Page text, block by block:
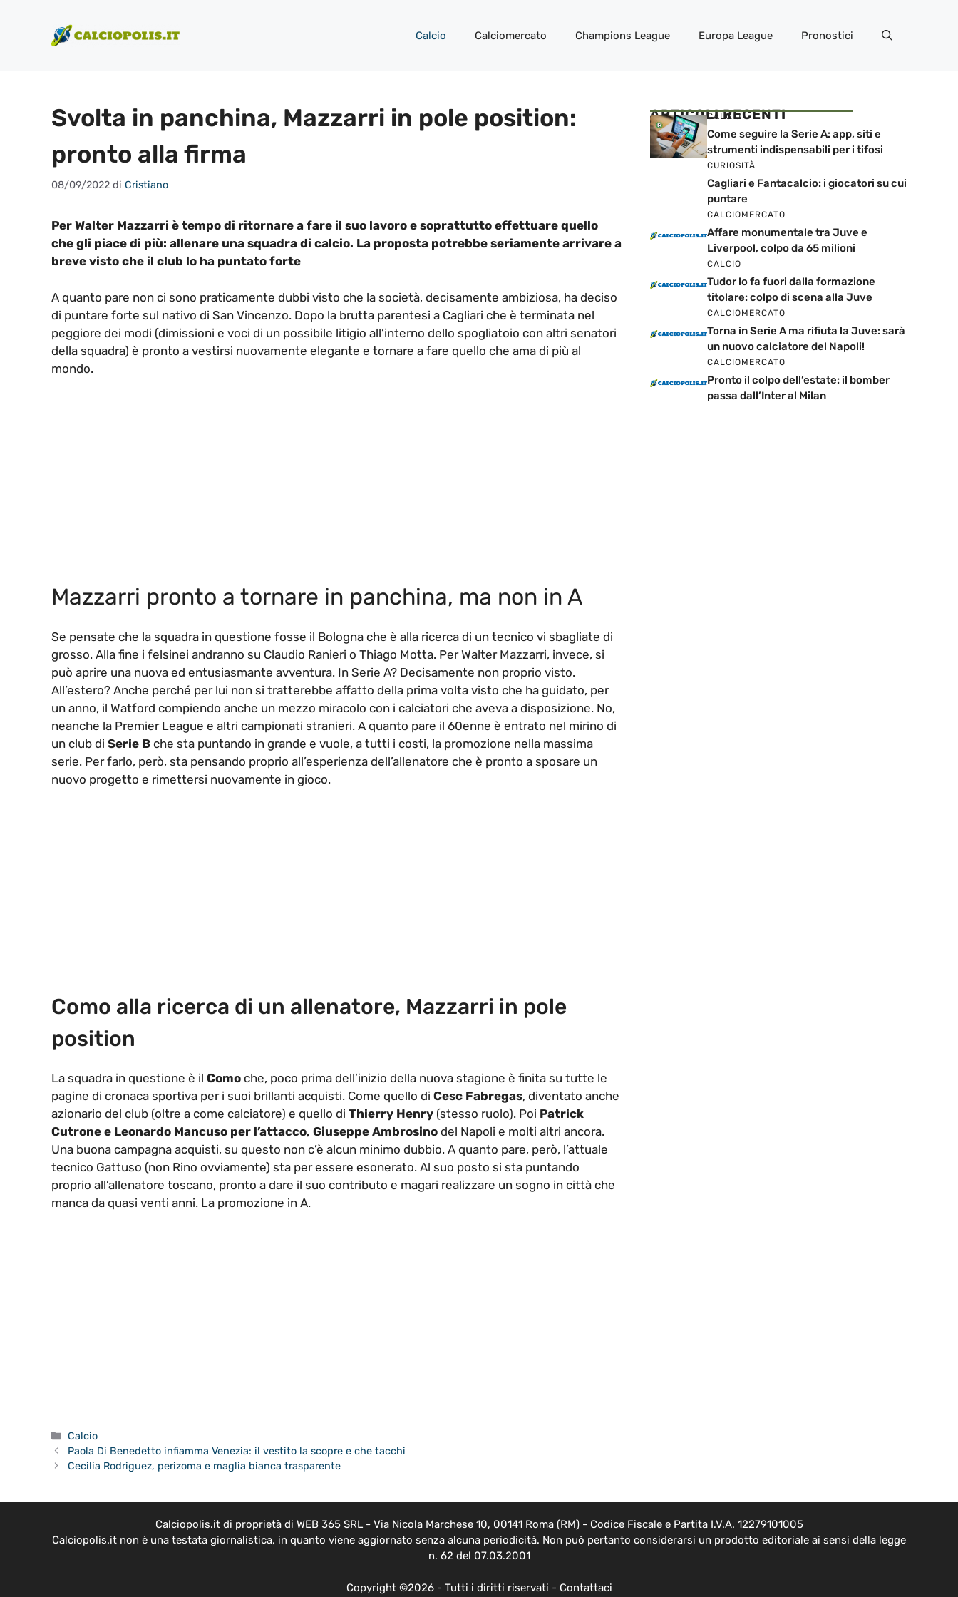
contenuto
Calcio Calciomercato Champions League Europa League Pronostici
Svolta in panchina, Mazzarri in pole position:
pronto alla firma
08/09/2022 di Cristiano
Per Walter Mazzarri è tempo di ritornare a fare il suo lavoro e soprattutto effettuare quello
che gli piace di più: allenare una squadra di calcio. La proposta potrebbe seriamente arrivare a
breve visto che il club lo ha puntato forte
A quanto pare non ci sono praticamente dubbi visto che la società, decisamente ambiziosa, ha deciso
di puntare forte sul nativo di San Vincenzo. Dopo la brutta parentesi a Cagliari che è terminata nel
peggiore dei modi (dimissioni e voci di un possibile litigio all’interno dello spogliatoio con altri senatori
della squadra) è pronto a vestirsi nuovamente elegante e tornare a fare quello che ama di più al
mondo.
Mazzarri pronto a tornare in panchina, ma non in A
Se pensate che la squadra in questione fosse il Bologna che è alla ricerca di un tecnico vi sbagliate di
grosso. Alla fine i felsinei andranno su Claudio Ranieri o Thiago Motta. Per Walter Mazzarri, invece, si
può aprire una nuova ed entusiasmante avventura. In Serie A? Decisamente non proprio visto.
All’estero? Anche perché per lui non si tratterebbe affatto della prima volta visto che ha guidato, per
un anno, il Watford compiendo anche un mezzo miracolo con i calciatori che aveva a disposizione. No,
neanche la Premier League e altri campionati stranieri. A quanto pare il 60enne è entrato nel mirino di
un club di Serie B che sta puntando in grande e vuole, a tutti i costi, la promozione nella massima
serie. Per farlo, però, sta pensando proprio all’esperienza dell’allenatore che è pronto a sposare un
nuovo progetto e rimettersi nuovamente in gioco.
Como alla ricerca di un allenatore, Mazzarri in pole
position
La squadra in questione è il Como che, poco prima dell’inizio della nuova stagione è finita su tutte le
pagine di cronaca sportiva per i suoi brillanti acquisti. Come quello di Cesc Fabregas, diventato anche
azionario del club (oltre a come calciatore) e quello di Thierry Henry (stesso ruolo). Poi Patrick
Cutrone e Leonardo Mancuso per l’attacco, Giuseppe Ambrosino del Napoli e molti altri ancora.
Una buona campagna acquisti, su questo non c’è alcun minimo dubbio. A quanto pare, però, l’attuale
tecnico Gattuso (non Rino ovviamente) sta per essere esonerato. Al suo posto si sta puntando
proprio all’allenatore toscano, pronto a dare il suo contributo e magari realizzare un sogno in città che
manca da quasi venti anni. La promozione in A.
Categorie
Calcio
Paola Di Benedetto infiamma Venezia: il vestito la scopre e che tacchi
Cecilia Rodriguez, perizoma e maglia bianca trasparente
ARTICOLI RECENTI
CALCIO
Come seguire la Serie A: app, siti e
strumenti indispensabili per i tifosi
CURIOSITÀ
Cagliari e Fantacalcio: i giocatori su cui
puntare
CALCIOMERCATO
Affare monumentale tra Juve e
Liverpool, colpo da 65 milioni
CALCIO
Tudor lo fa fuori dalla formazione
titolare: colpo di scena alla Juve
CALCIOMERCATO
Torna in Serie A ma rifiuta la Juve: sarà
un nuovo calciatore del Napoli!
CALCIOMERCATO
Pronto il colpo dell’estate: il bomber
passa dall’Inter al Milan
Calciopolis.it di proprietà di WEB 365 SRL - Via Nicola Marchese 10, 00141 Roma (RM) - Codice Fiscale e Partita I.V.A. 12279101005
Calciopolis.it non è una testata giornalistica, in quanto viene aggiornato senza alcuna periodicità. Non può pertanto considerarsi un prodotto editoriale ai sensi della legge
n. 62 del 07.03.2001
Copyright ©2026 - Tutti i diritti riservati - Contattaci